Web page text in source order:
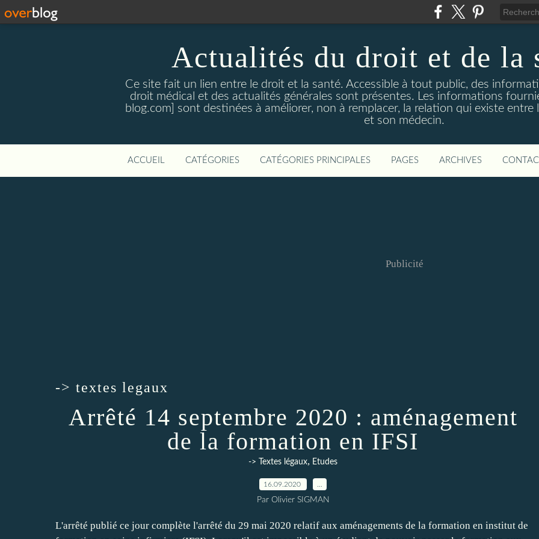
Actualités du droit et de la
Ce site fait un lien entre le droit et la santé. Accessible à tout public, des
droit médical et des actualités générales sont présentes. Les informations
blog.com] sont destinées à améliorer, non à remplacer, la relation qui existe
et son médecin.
ACCUEIL CATÉGORIES CATÉGORIES PRINCIPALES PAGES ARCHIVES
Publicité
-> textes legaux
Arrêté 14 septembre 2020 : aménagement
de la formation en IFSI
-> Textes légaux, Etudes
16.09.2020
Par Olivier SIGMAN
L'arrêté publié ce jour complète l'arrêté du 29 mai 2020 relatif aux aménagements de la formation en institut de